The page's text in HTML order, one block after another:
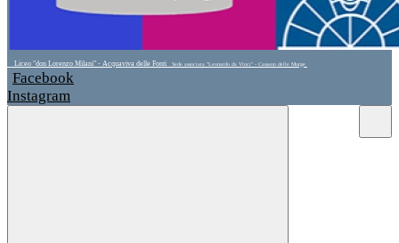
Liceo "don Lorenzo Milani" - Acquaviva delle Fonti Sede associata "Leonardo da Vinci" - Cassano delle Murge
Facebook
Instagram